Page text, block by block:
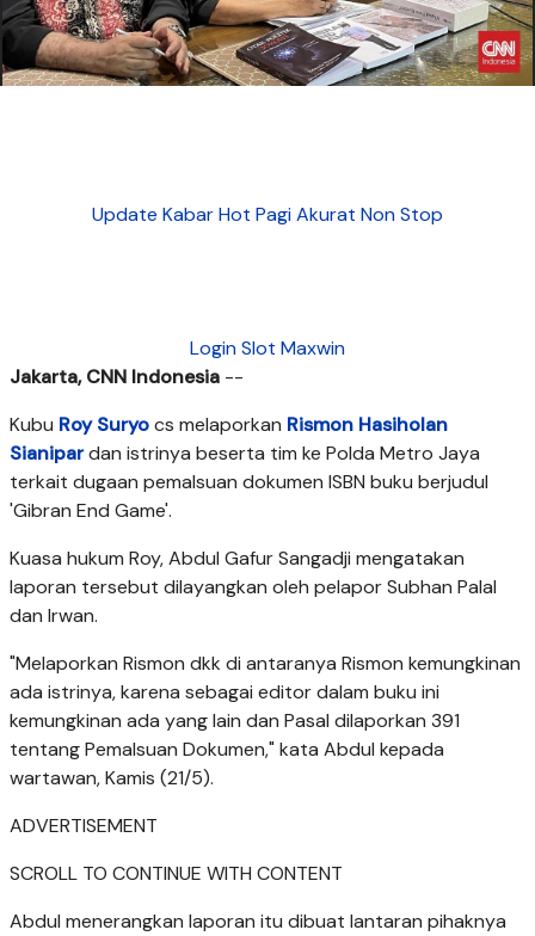
Update Kabar Hot Pagi Akurat Non Stop
Login Slot Maxwin
Jakarta, CNN Indonesia --
Kubu Roy Suryocs melaporkan Rismon Hasiholan
Sianipardan istrinya beserta tim ke Polda Metro Jaya
terkait dugaan pemalsuan dokumen ISBN buku berjudul
'Gibran End Game'.
Kuasa hukum Roy, Abdul Gafur Sangadji mengatakan
laporan tersebut dilayangkan oleh pelapor Subhan Palal
dan Irwan.
"Melaporkan Rismon dkk di antaranya Rismon kemungkinan
ada istrinya, karena sebagai editor dalam buku ini
kemungkinan ada yang lain dan Pasal dilaporkan 391
tentang Pemalsuan Dokumen," kata Abdul kepada
wartawan, Kamis (21/5).
ADVERTISEMENT
SCROLL TO CONTINUE WITH CONTENT
Abdul menerangkan laporan itu dibuat lantaran pihaknya